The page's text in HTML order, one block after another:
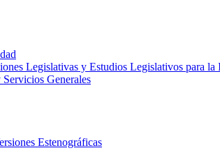
Legislativas y Estudios Legislativos para la
Generales
Estenográficas